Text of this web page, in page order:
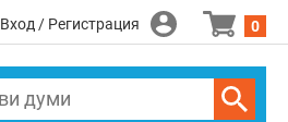
Вход / Регистрация 0